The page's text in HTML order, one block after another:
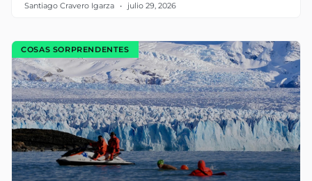
Santiago Cravero Igarza julio 29, 2026
COSAS SORPRENDENTES